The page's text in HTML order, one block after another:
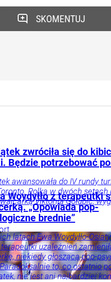
SKOMENTUJ
zwróciła się do
Będzie potrzebować
awansowała do IV rundy
Polka w dwóch setach
Viktorija Golubic,
Woydyłło z terapeutki
„Opowiada pop-
brednie”
latach Ewa Woydyłło-
uzależnień
niekiedy głoszącą pop-
to, co ostatnio
nie jest ani najbardziej